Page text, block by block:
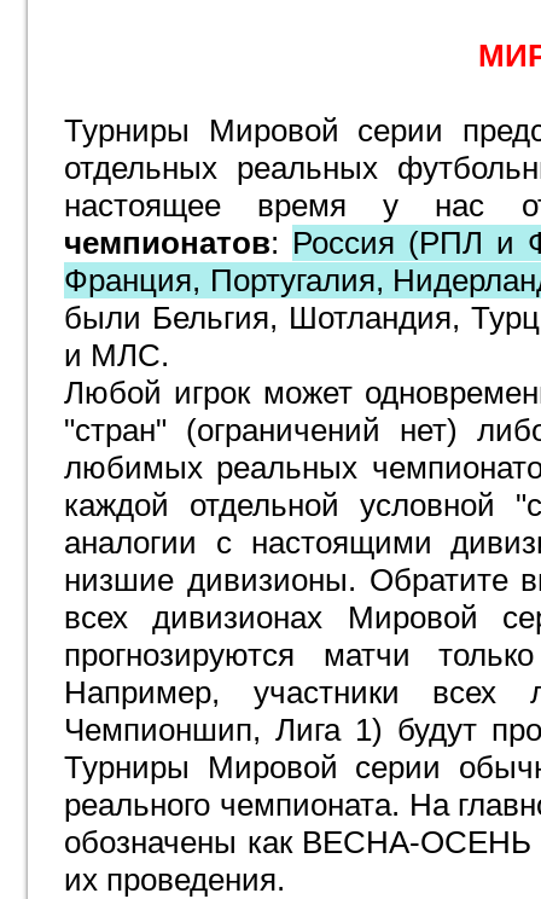
Турниры Мировой серии
отдельных реальных
настоящее время у нас
чемпионатов: Россия (РПЛ и
Франция, Португалия,
были Бельгия, Шотландия,
и МЛС.
Любой игрок может
"стран" (ограничений нет)
любимых реальных
каждой отдельной условной
аналогии с настоящими
низшие дивизионы. Обратите
всех дивизионах Мировой
прогнозируются матчи
Например, участники всех
Чемпионшип, Лига 1) будут
Турниры Мировой серии
реального чемпионата. На
обозначены как ВЕСНА-
их проведения.